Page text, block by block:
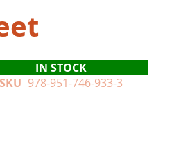
IN STOCK
SKU 978-951-746-933-3